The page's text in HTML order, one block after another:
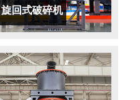
旋回式破碎机